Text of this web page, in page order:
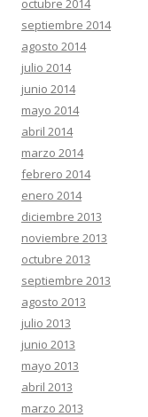
octubre 2014
septiembre 2014
agosto 2014
julio 2014
junio 2014
mayo 2014
abril 2014
marzo 2014
febrero 2014
enero 2014
diciembre 2013
noviembre 2013
octubre 2013
septiembre 2013
agosto 2013
julio 2013
junio 2013
mayo 2013
abril 2013
marzo 2013